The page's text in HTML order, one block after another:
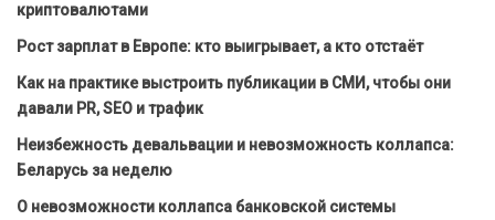
криптовалютами
Рост зарплат в Европе: кто выигрывает, а кто отстаёт
Как на практике выстроить публикации в СМИ, чтобы они
давали PR, SEO и трафик
Неизбежность девальвации и невозможность коллапса:
Беларусь за неделю
О невозможности коллапса банковской системы